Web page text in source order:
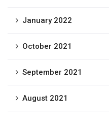
January 2022
October 2021
September 2021
August 2021